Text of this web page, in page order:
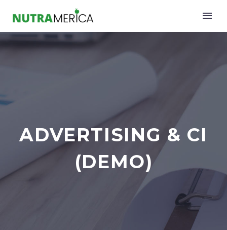
English
ADVERTISING & CI
(DEMO)